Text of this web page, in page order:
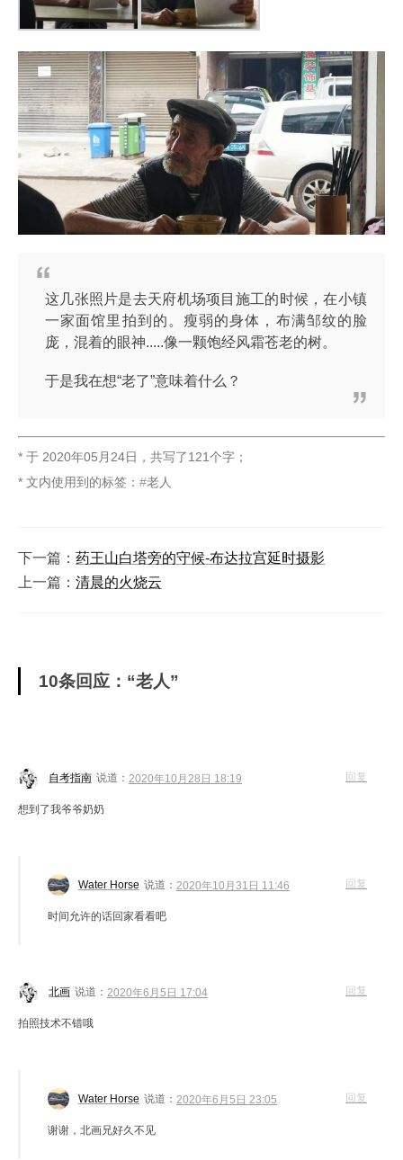
这几张照片是去天府机场项目施工的时候，在小镇
一家面馆里拍到的。瘦弱的身体，布满邹纹的脸
庞，混着的眼神.....像一颗饱经风霜苍老的树。
于是我在想“老了”意味着什么？
* 于 2020年05月24日 ， 共写了121个字 ；
* 文内使用到的标签：
老人
下一篇： 药王山白塔旁的守候-布达拉宫延时摄影
上一篇： 清晨的火烧云
10条回应：“老人”
自考指南 说道： 2020年10月28日 18:19
想到了我爷爷奶奶
回复
Water Horse 说道： 2020年10月31日 11:46
时间允许的话回家看看吧
回复
北画 说道： 2020年6月5日 17:04
拍照技术不错哦
回复
Water Horse 说道： 2020年6月5日 23:05
谢谢，北画兄好久不见
回复